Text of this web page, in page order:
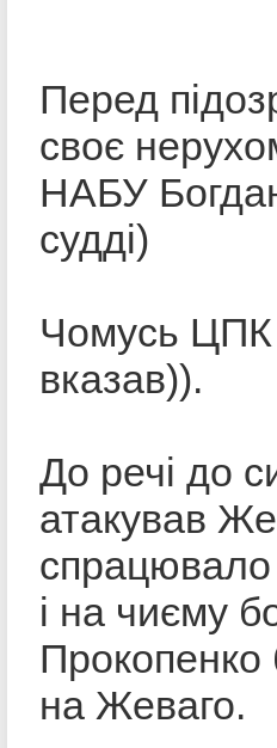
Перед
своє
НАБУ
судді)
Чомусь ЦПК
вказав)).
До речі до
атакував
і на чиєму
Прокопенко
на Жеваго.